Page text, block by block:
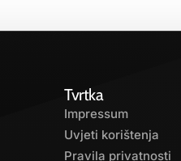
Tvrtka
Impressum
Uvjeti korištenja
Pravila privatnosti